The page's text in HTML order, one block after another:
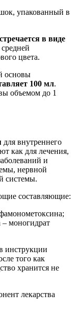
упакованный в
в виде
цвета.
основы
100 мл.
объемом до 1
для внутреннего
как для лечения,
и
нервной
системы.
составляющие:
– моногидрат
инструкции
того как
хранится не
лекарства